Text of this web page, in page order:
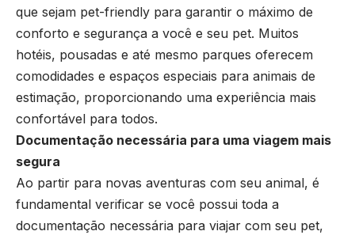
que sejam pet-friendly para garantir o máximo de
conforto e segurança a você e seu pet. Muitos
hotéis, pousadas e até mesmo parques oferecem
comodidades e espaços especiais para animais de
estimação, proporcionando uma experiência mais
confortável para todos.
Documentação necessária para uma viagem mais
segura
Ao partir para novas aventuras com seu animal, é
fundamental verificar se você possui toda a
documentação necessária para viajar com seu pet,